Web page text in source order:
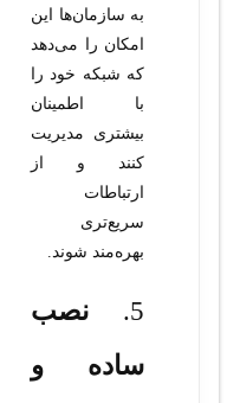
به سازمان‌ها این
امکان را می‌دهد
که شبکه خود را
با اطمینان
بیشتری مدیریت
کنند و از
ارتباطات
سریع‌تری
بهره‌مند شوند.
5.
نصب
ساده و